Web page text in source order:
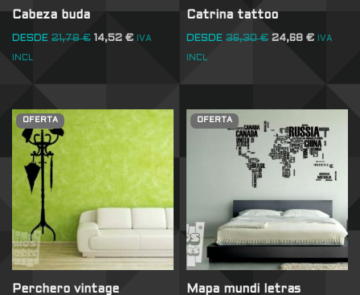
Cabeza buda
DESDE 21,78€ 14,52 € IVA
INCL
Catrina tattoo
DESDE 36,30€ 24,68€ IVA
INCL
OFERTA
Perchero vintage
OFERTA
Mapa mundi letras